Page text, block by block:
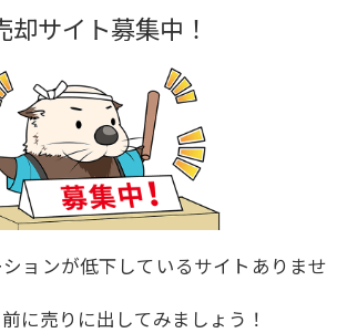
却サイト募集中！
ョンが低下しているサイトありませ
に売りに出してみましょう！